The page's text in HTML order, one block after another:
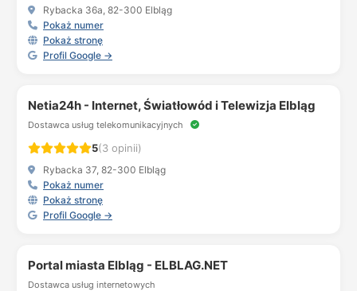
Rybacka 36a, 82-300 Elbląg
Pokaż numer
Pokaż stronę
Profil Google →
Netia24h - Internet, Światłowód i Telewizja Elbląg
Dostawca usług telekomunikacyjnych
5(3 opinii)
Rybacka 37, 82-300 Elbląg
Pokaż numer
Pokaż stronę
Profil Google →
Portal miasta Elbląg - ELBLAG.NET
Dostawca usług internetowych